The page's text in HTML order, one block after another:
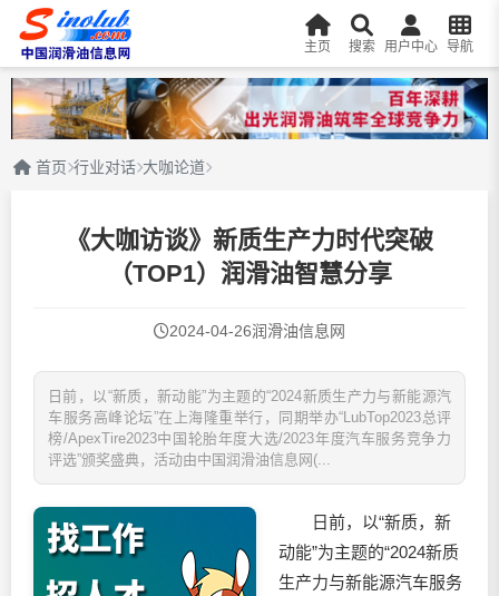
主页 搜索 用户中心 导航
首页 行业对话 大咖论道
《大咖访谈》新质生产力时代突破
（TOP1）润滑油智慧分享
2024-04-26润滑油信息网
日前，以“新质，新动能”为主题的“2024新质生产力与新能源汽
车服务高峰论坛”在上海隆重举行，同期举办“LubTop2023总评
榜/ApexTire2023中国轮胎年度大选/2023年度汽车服务竞争力
评选”颁奖盛典，活动由中国润滑油信息网(...
日前，以“新质，新
动能”为主题的“2024新质
生产力与新能源汽车服务